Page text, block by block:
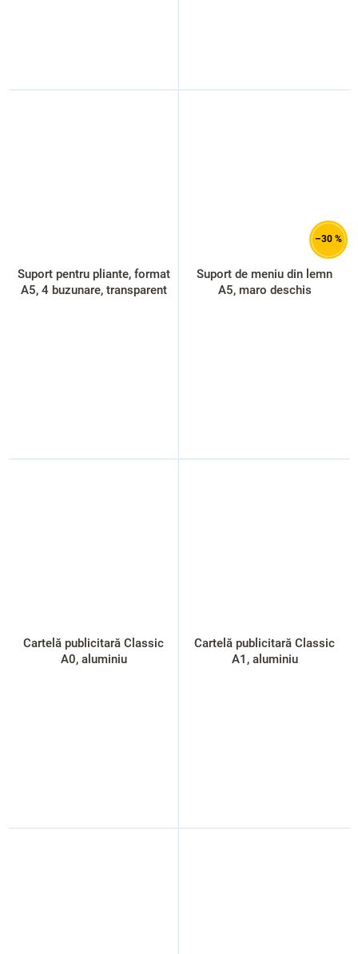
Suport pentru pliante, format
A5, 4 buzunare, transparent
–30 %
Suport de meniu din lemn
A5, maro deschis
Cartelă publicitară Classic
A0, aluminiu
Cartelă publicitară Classic
A1, aluminiu